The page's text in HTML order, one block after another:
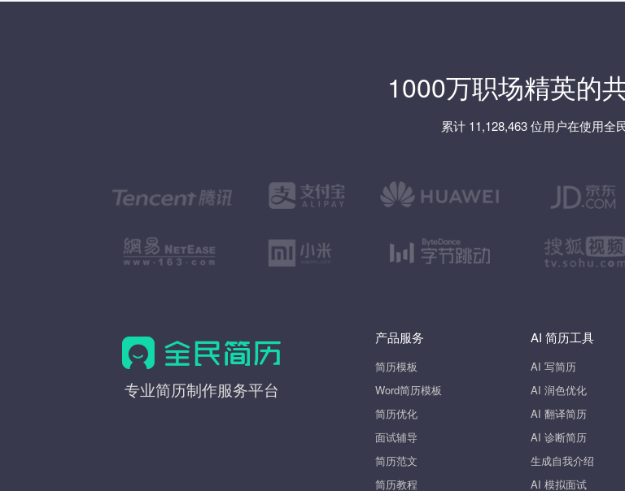
1000万职场精英的
累计 11,128,463 位用户在使用全
全
专业简历制作服务平台
产品服务
简历模板
Word简历模板
简历优化
面试辅导
简历范文
简历教程
AI 简历工具
AI 写简历
AI 润色优化
AI 翻译简历
AI 诊断简历
生成自我介绍
AI 模拟面试